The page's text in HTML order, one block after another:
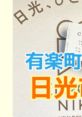
んが登場。会場
オ」には抽選で
マを決めてもら
れた「いちご娘
収録ならではの